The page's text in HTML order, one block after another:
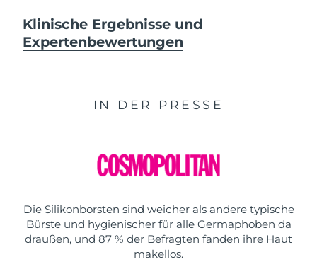
Klinische Ergebnisse und
Expertenbewertungen
IN DER PRESSE
Die Silikonborsten sind weicher als andere typische
Bürste und hygienischer für alle Germaphoben da
draußen, und 87 % der Befragten fanden ihre Haut
makellos.